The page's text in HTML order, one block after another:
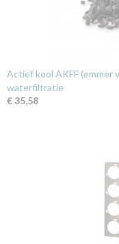
Actief kool AKFF (emmer
waterfiltratie
€ 35,58